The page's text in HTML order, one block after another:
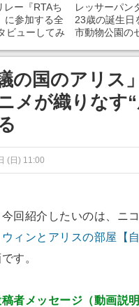
レー『RTAち
に参加する全
ビューしてみ
しを利用し8/9
たって開催
レッサーパン
23歳の誕生日
市動物公園の
議の国のアリ
メが織りなす
(日) 11:00
回紹介したいのは、ニ
ウィンとアリスの部屋【
す。
者メッセージ（動画説明